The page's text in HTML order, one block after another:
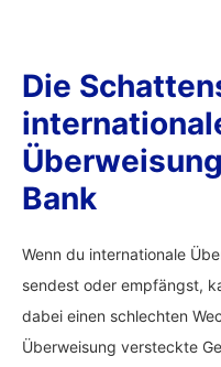
Die
Bank
Wenn du internationale
sendest oder empfängst,
dabei einen schlechten
Überweisung versteckte